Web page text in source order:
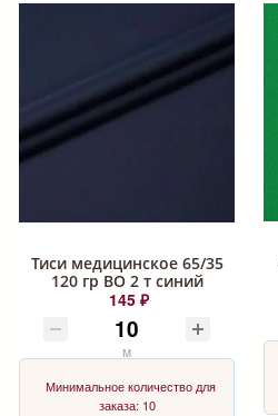
Тиси медицинское 65/35
120 гр ВО 2 т синий
145 ₽
м
Минимальное количество для
заказа: 10